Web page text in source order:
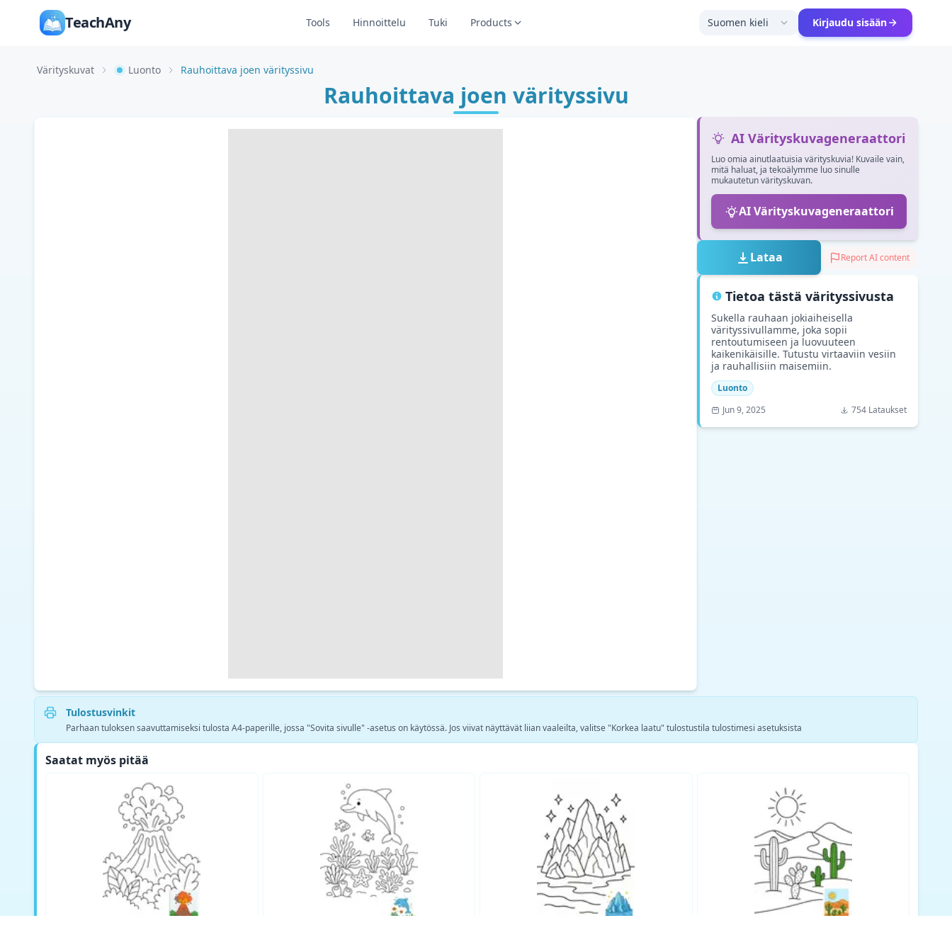
TeachAny Tools Hinnoittelu Tuki Products Suomen kieli Kirjaudu sisään
Värityskuvat Luonto Rauhoittava joen värityssivu
Rauhoittava joen värityssivu
AI Värityskuvageneraattori
Luo omia ainutlaatuisia värityskuvia! Kuvaile vain,
mitä haluat, ja tekoälymme luo sinulle
mukautetun värityskuvan.
AI Värityskuvageneraattori
Lataa Report AI content
Tietoa tästä värityssivusta
Sukella rauhaan jokiaiheisella
värityssivullamme, joka sopii
rentoutumiseen ja luovuuteen
kaikenikäisille. Tutustu virtaaviin vesiin
ja rauhallisiin maisemiin.
Luonto
Jun 9, 2025
754 Lataukset
Tulostusvinkit
Parhaan tuloksen saavuttamiseksi tulosta A4-paperille, jossa "Sovita sivulle" -asetus on käytössä. Jos viivat näyttävät liian vaaleilta, valitse "Korkea laatu" tulostustila tulostimesi asetuksista
Saatat myös pitää